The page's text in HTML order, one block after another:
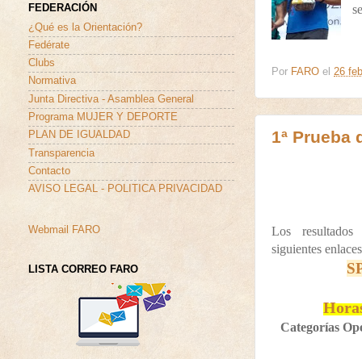
Por FARO el 26
1ª Prueba
Los
siguientes
Categorías
FEDERACIÓN
¿Qué es la Orientación?
Fedérate
Clubs
Normativa
Junta Directiva - Asamblea General
Programa MUJER Y DEPORTE
PLAN DE IGUALDAD
Transparencia
Contacto
AVISO LEGAL - POLITICA PRIVACIDAD
Webmail FARO
LISTA CORREO FARO